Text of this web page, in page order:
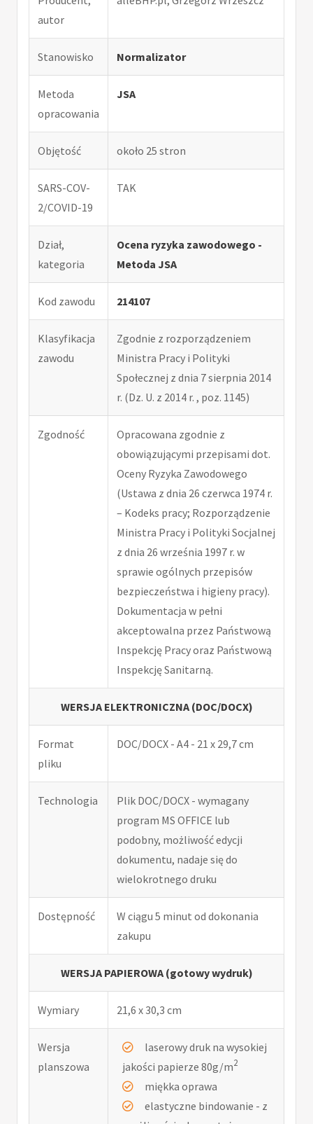
autor
Stanowisko Normalizator
Metoda
opracowania
JSA
Objętość około 25 stron
SARS-COV-
2/COVID-19
TAK
Dział,
kategoria
Ocena ryzyka zawodowego -
Metoda JSA
Kod zawodu 214107
Klasyfikacja
zawodu
Zgodnie z rozporządzeniem
Ministra Pracy i Polityki
Społecznej z dnia 7 sierpnia 2014
r. (Dz. U. z 2014 r. , poz. 1145)
Zgodność
Opracowana zgodnie z
obowiązującymi przepisami dot.
Oceny Ryzyka Zawodowego
(Ustawa z dnia 26 czerwca 1974 r.
– Kodeks pracy; Rozporządzenie
Ministra Pracy i Polityki Socjalnej
z dnia 26 września 1997 r. w
sprawie ogólnych przepisów
bezpieczeństwa i higieny pracy).
Dokumentacja w pełni
akceptowalna przez Państwową
Inspekcję Pracy oraz Państwową
Inspekcję Sanitarną.
WERSJA ELEKTRONICZNA (DOC/DOCX)
Format
pliku
DOC/DOCX - A4 - 21 x 29,7 cm
Technologia
Plik DOC/DOCX - wymagany
program MS OFFICE lub
podobny, możliwość edycji
dokumentu, nadaje się do
wielokrotnego druku
Dostępność
W ciągu 5 minut od dokonania
zakupu
WERSJA PAPIEROWA (gotowy wydruk)
Wymiary 21,6 x 30,3 cm
Wersja
planszowa
laserowy druk na wysokiej
jakości papierze 80g/m2
miękka oprawa
elastyczne bindowanie - z